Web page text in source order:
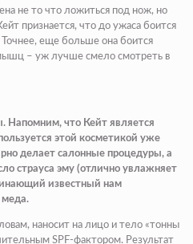
не то что ложиться под нож, но
признается, что до ужаса боится
еще больше она боится
– уж лучше смело смотреть в
Напомним, что Кейт является
этой косметикой уже
делает салонные процедуры, а
страуса эму (отлично увлажняет
известный нам
меда.
наносит на лицо и тело «тонны
SPF-фактором. Результат